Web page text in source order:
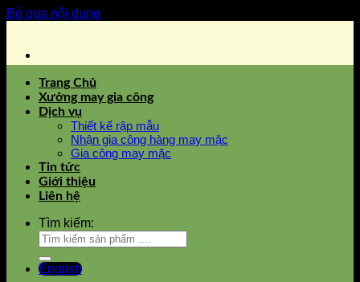
Bỏ qua nội dung
Trang Chủ
Xưởng may gia công
Dịch vụ
Thiết kế rập mẫu
Nhận gia công hàng may mặc
Gia công may mặc
Tin tức
Giới thiệu
Liên hệ
Tìm kiếm:
English